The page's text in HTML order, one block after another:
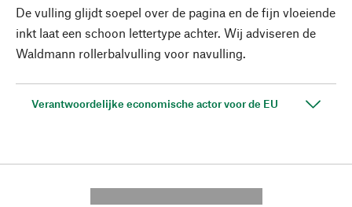
De vulling glijdt soepel over de pagina en de fijn vloeiende
inkt laat een schoon lettertype achter. Wij adviseren de
Waldmann rollerbalvulling voor navulling.
Verantwoordelijke economische actor voor de EU